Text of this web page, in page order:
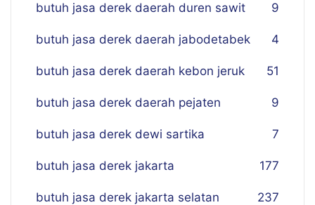
butuh jasa derek daerah duren sawit 9
butuh jasa derek daerah jabodetabek 4
butuh jasa derek daerah kebon jeruk 51
butuh jasa derek daerah pejaten 9
butuh jasa derek dewi sartika 7
butuh jasa derek jakarta 177
butuh jasa derek jakarta selatan 237